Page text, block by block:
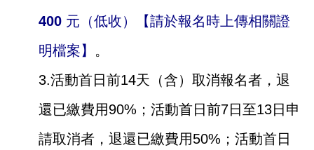
400 元（低收）【請於報名時上傳相關證
明檔案】 。
3.活動首日前14天（含）取消報名者，退
還已繳費用90%；活動首日前7日至13日申
請取消者，退還已繳費用50%；活動首日